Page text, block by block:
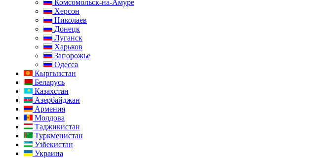
Комсомольск-на-Амуре
Херсон
Николаев
Донецк
Луганск
Харьков
Запорожье
Одесса
Кыргызстан
Беларусь
Казахстан
Азербайджан
Армения
Молдова
Таджикистан
Туркменистан
Узбекистан
Украина